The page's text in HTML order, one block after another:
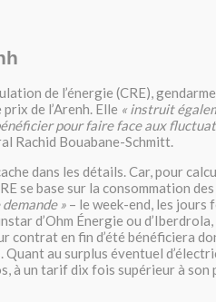
de l’énergie (CRE),
de l’Arenh. Elle « instruit
pour faire face aux
Rachid Bouabane-Schmitt.
dans les détails. Car, pour
se base sur la consommation des
» – le week-end, les jours
d’Ohm Énergie ou
contrat en fin d’été bénéficiera
Quant au surplus éventuel
à un tarif dix fois supérieur à son